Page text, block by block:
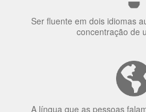
Ser fluente em dois idiomas
concentração de
A língua que as pessoas
elas veem o